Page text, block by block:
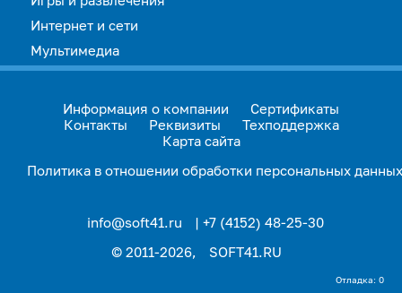
Интернет и сети
Мультимедиа
Информация о компании
Сертификаты
Контакты
Реквизиты
Техподдержка
Карта сайта
Политика в отношении обработки персональных данных
info@soft41.ru | +7 (4152) 48-25-30
© 2011-2026, SOFT41.RU
Отладка: 0